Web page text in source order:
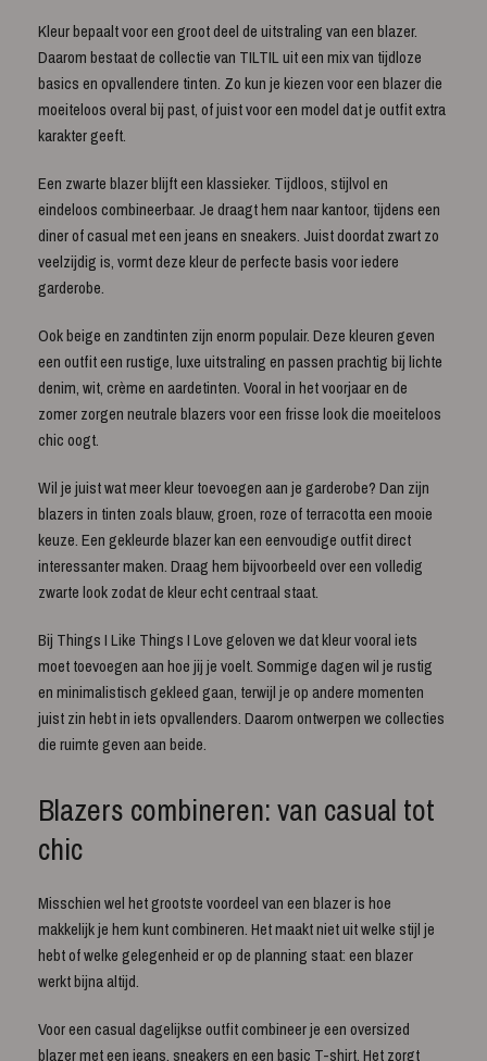
Kleur bepaalt voor een groot deel de uitstraling van een blazer.
Daarom bestaat de collectie van TILTIL uit een mix van tijdloze
basics en opvallendere tinten. Zo kun je kiezen voor een blazer die
moeiteloos overal bij past, of juist voor een model dat je outfit extra
karakter geeft.
Een zwarte blazer blijft een klassieker. Tijdloos, stijlvol en
eindeloos combineerbaar. Je draagt hem naar kantoor, tijdens een
diner of casual met een jeans en sneakers. Juist doordat zwart zo
veelzijdig is, vormt deze kleur de perfecte basis voor iedere
garderobe.
Ook beige en zandtinten zijn enorm populair. Deze kleuren geven
een outfit een rustige, luxe uitstraling en passen prachtig bij lichte
denim, wit, crème en aardetinten. Vooral in het voorjaar en de
zomer zorgen neutrale blazers voor een frisse look die moeiteloos
chic oogt.
Wil je juist wat meer kleur toevoegen aan je garderobe? Dan zijn
blazers in tinten zoals blauw, groen, roze of terracotta een mooie
keuze. Een gekleurde blazer kan een eenvoudige outfit direct
interessanter maken. Draag hem bijvoorbeeld over een volledig
zwarte look zodat de kleur echt centraal staat.
Bij Things I Like Things I Love geloven we dat kleur vooral iets
moet toevoegen aan hoe jij je voelt. Sommige dagen wil je rustig
en minimalistisch gekleed gaan, terwijl je op andere momenten
juist zin hebt in iets opvallenders. Daarom ontwerpen we collecties
die ruimte geven aan beide.
Blazers combineren: van casual tot
chic
Misschien wel het grootste voordeel van een blazer is hoe
makkelijk je hem kunt combineren. Het maakt niet uit welke stijl je
hebt of welke gelegenheid er op de planning staat: een blazer
werkt bijna altijd.
Voor een casual dagelijkse outfit combineer je een oversized
blazer met een jeans, sneakers en eenbasic T-shirt. Het zorgt